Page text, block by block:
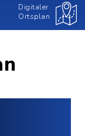
Digitaler
Ortsplan